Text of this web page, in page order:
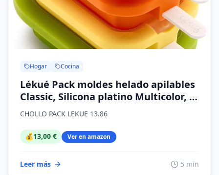
Hogar Cocina
Lékué Pack moldes helado apilables
Classic, Silicona platino Multicolor, 4
unidades
CHOLLO PACK LEKUE 13.86
💰13,00 € Ver en amazon
Leer más 5 min